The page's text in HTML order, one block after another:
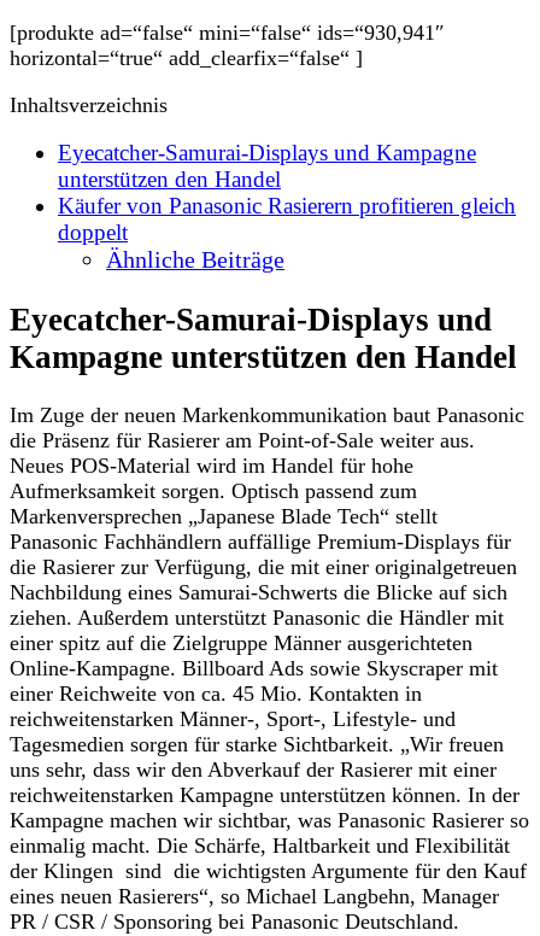
[produkte ad=“false“ mini=“false“ ids=“930,941″
horizontal=“true“ add_clearfix=“false“ ]
Inhaltsverzeichnis
Eyecatcher-Samurai-Displays und Kampagne
unterstützen den Handel
Käufer von Panasonic Rasierern profitieren gleich
doppelt
Ähnliche Beiträge
Eyecatcher-Samurai-Displays und
Kampagne unterstützen den Handel
Im Zuge der neuen Markenkommunikation baut Panasonic
die Präsenz für Rasierer am Point-of-Sale weiter aus.
Neues POS-Material wird im Handel für hohe
Aufmerksamkeit sorgen. Optisch passend zum
Markenversprechen „Japanese Blade Tech“ stellt
Panasonic Fachhändlern auffällige Premium-Displays für
die Rasierer zur Verfügung, die mit einer originalgetreuen
Nachbildung eines Samurai-Schwerts die Blicke auf sich
ziehen. Außerdem unterstützt Panasonic die Händler mit
einer spitz auf die Zielgruppe Männer ausgerichteten
Online-Kampagne. Billboard Ads sowie Skyscraper mit
einer Reichweite von ca. 45 Mio. Kontakten in
reichweitenstarken Männer-, Sport-, Lifestyle- und
Tagesmedien sorgen für starke Sichtbarkeit. „Wir freuen
uns sehr, dass wir den Abverkauf der Rasierer mit einer
reichweitenstarken Kampagne unterstützen können. In der
Kampagne machen wir sichtbar, was Panasonic Rasierer so
einmalig macht. Die Schärfe, Haltbarkeit und Flexibilität
der Klingen sind die wichtigsten Argumente für den Kauf
eines neuen Rasierers“, so Michael Langbehn, Manager
PR / CSR / Sponsoring bei Panasonic Deutschland.